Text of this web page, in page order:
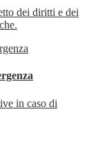
dei diritti e dei
in caso di